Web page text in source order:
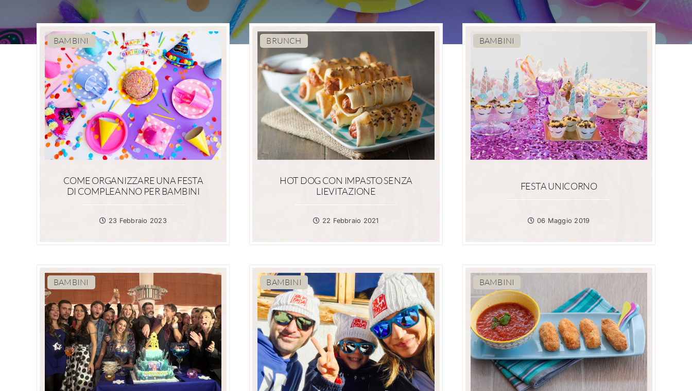
BAMBINI
COME ORGANIZZARE UNA FESTA
DI COMPLEANNO PER BAMBINI
23 Febbraio 2023
BRUNCH
HOT DOG CON IMPASTO SENZA
LIEVITAZIONE
22 Febbraio 2021
BAMBINI
FESTA UNICORNO
06 Maggio 2019
BAMBINI BAMBINI BAMBINI